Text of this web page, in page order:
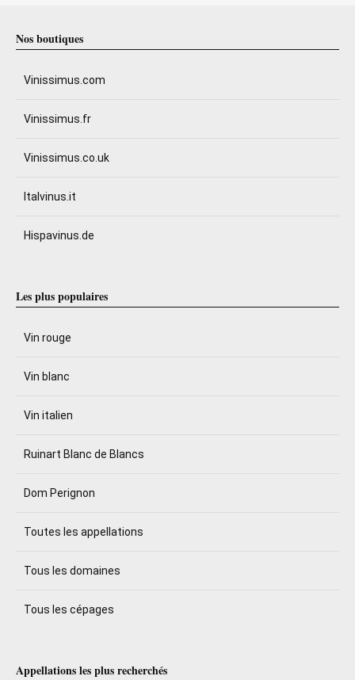
Nos boutiques
Vinissimus.com
Vinissimus.fr
Vinissimus.co.uk
Italvinus.it
Hispavinus.de
Les plus populaires
Vin rouge
Vin blanc
Vin italien
Ruinart Blanc de Blancs
Dom Perignon
Toutes les appellations
Tous les domaines
Tous les cépages
Appellations les plus recherchés